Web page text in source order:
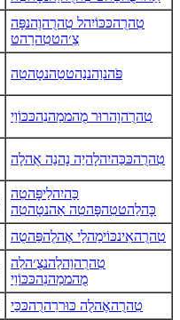
טִהרֻהכּכּוֹיִהל טִהרֻהוֶהנפָּה
צֵ׳הטטִהרַהט
פֹּהנוַהננַהטטַהנטָהטִה
טִהרֻהוָהרוּר מֻהממַהנִהכּכּוֹוַי
טִהרֻהכּכַּהיִהלָהיַה נָהנַה אֻהלָה
כַּהיִהלַיפָּהטִה
כָּהלַהטטִהפָּהטִה אַהנטָהטִה
טִהרֻהאִינכּוֹימַהלַי אֶהלֻהפַּהטֻה
טִהרֻהוַהלַהנצֻ׳הלִה
מֻהממַהנִהכּכּוֹוַי
טִהרֻהאֶהלֻה כּוּררִהרֻהכּכַּי